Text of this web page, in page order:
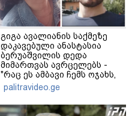
გიგა ავალიანის საქმეზე
დაკავებული ანასტასია
ბერუაშვილის დედა
მიმართვას ავრცელებს -
"რაც ეს ამბავი ჩემს ოჯახს,
ჩემს ანასტასიას გადახდა
თავს, მის მერე მე მე არ
ვარ"
palitravideo.ge